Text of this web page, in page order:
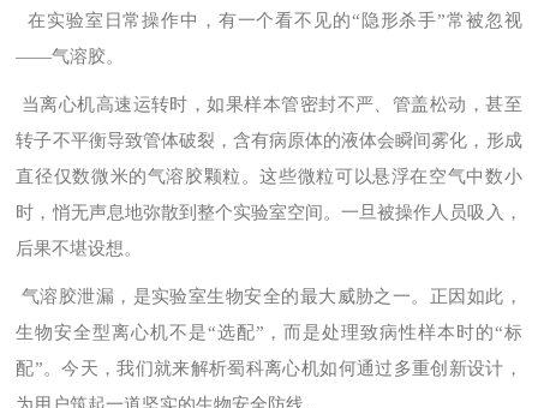
在实验室日常操作中，有一个看不见的“隐形杀手”常被忽视
——气溶胶。
当离心机高速运转时，如果样本管密封不严、管盖松动，甚至
转子不平衡导致管体破裂，含有病原体的液体会瞬间雾化，形成
直径仅数微米的气溶胶颗粒。这些微粒可以悬浮在空气中数小
时，悄无声息地弥散到整个实验室空间。一旦被操作人员吸入，
后果不堪设想。
气溶胶泄漏，是实验室生物安全的最大威胁之一。正因如此，
生物安全型离心机不是“选配”，而是处理致病性样本时的“标
配”。今天，我们就来解析蜀科离心机如何通过多重创新设计，